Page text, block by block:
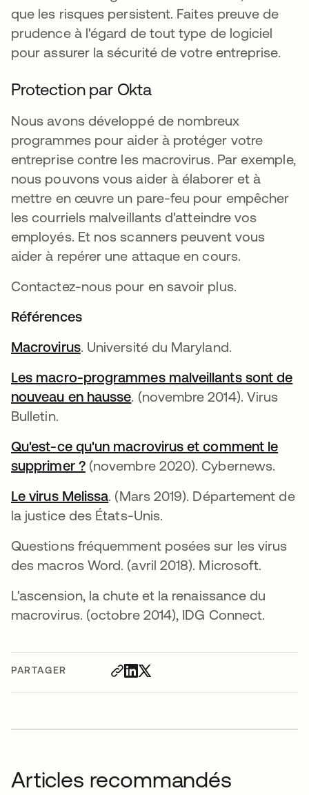
PARTAGER
que les risques persistent. Faites preuve de
prudence à l'égard de tout type de logiciel
pour assurer la sécurité de votre entreprise.
Protection par Okta
Nous avons développé de nombreux
programmes pour aider à protéger votre
entreprise contre les macrovirus. Par exemple,
nous pouvons vous aider à élaborer et à
mettre en œuvre un pare-feu pour empêcher
les courriels malveillants d'atteindre vos
employés. Et nos scanners peuvent vous
aider à repérer une attaque en cours.
Contactez-nous pour en savoir plus.
Références
Macrovirus. Université du Maryland.
Les macro-programmes malveillants sont de
nouveau en hausse. (novembre 2014). Virus
Bulletin.
Qu'est-ce qu'un macrovirus et comment le
supprimer ?(novembre 2020). Cybernews.
Le virus Melissa. (Mars 2019). Département de
la justice des États-Unis.
Questions fréquemment posées sur les virus
des macros Word. (avril 2018). Microsoft.
L'ascension, la chute et la renaissance du
macrovirus. (octobre 2014), IDG Connect.
Articles recommandés